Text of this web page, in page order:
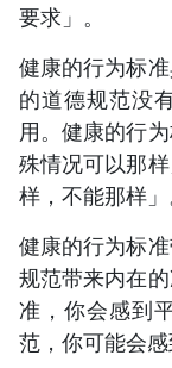
要求」。
健康的行为标
的道德规范没
用。健康的行
殊情况可以那
样，不能那样」
健康的行为标
规范带来内在
准，你会感到
范，你可能会感